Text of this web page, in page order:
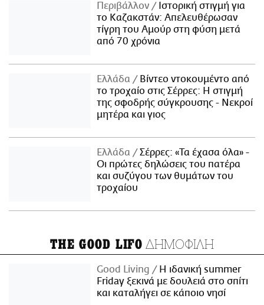
Περιβάλλον
Ιστορική στιγμή για
το Καζακστάν: Απελευθέρωσαν
τίγρη του Αμούρ στη φύση μετά
από 70 χρόνια
Ελλάδα
Βίντεο ντοκουμέντο από
το τροχαίο στις Σέρρες: Η στιγμή
της σφοδρής σύγκρουσης - Νεκροί
μητέρα και γιος
Ελλάδα
Σέρρες: «Τα έχασα όλα» -
Οι πρώτες δηλώσεις του πατέρα
και συζύγου των θυμάτων του
τροχαίου
THE GOOD LIFO ΔΗΜΟΦΙΛΗ
Good Living
Η ιδανική summer
Friday ξεκινά με δουλειά στο σπίτι
και καταλήγει σε κάποιο νησί